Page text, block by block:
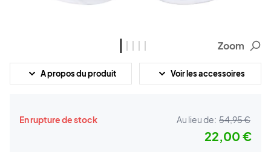
Zoom
A propos du produit Voir les accessoires
En rupture de stock Au lieu de: 54,95 €
22,00 €